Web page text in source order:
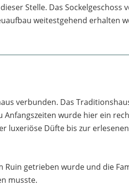
Stelle. Das Sockelgeschoss
weitestgehend erhalten
verbunden. Das
wurde hier ein
luxeriöse Düfte bis zur erlesenen
Ruin getrieben wurde und die
musste.